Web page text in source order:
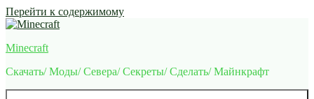
Перейти к содержимому
Minecraft
Скачать/ Моды/ Севера/ Секреты/ Сделать/ Майнкрафт